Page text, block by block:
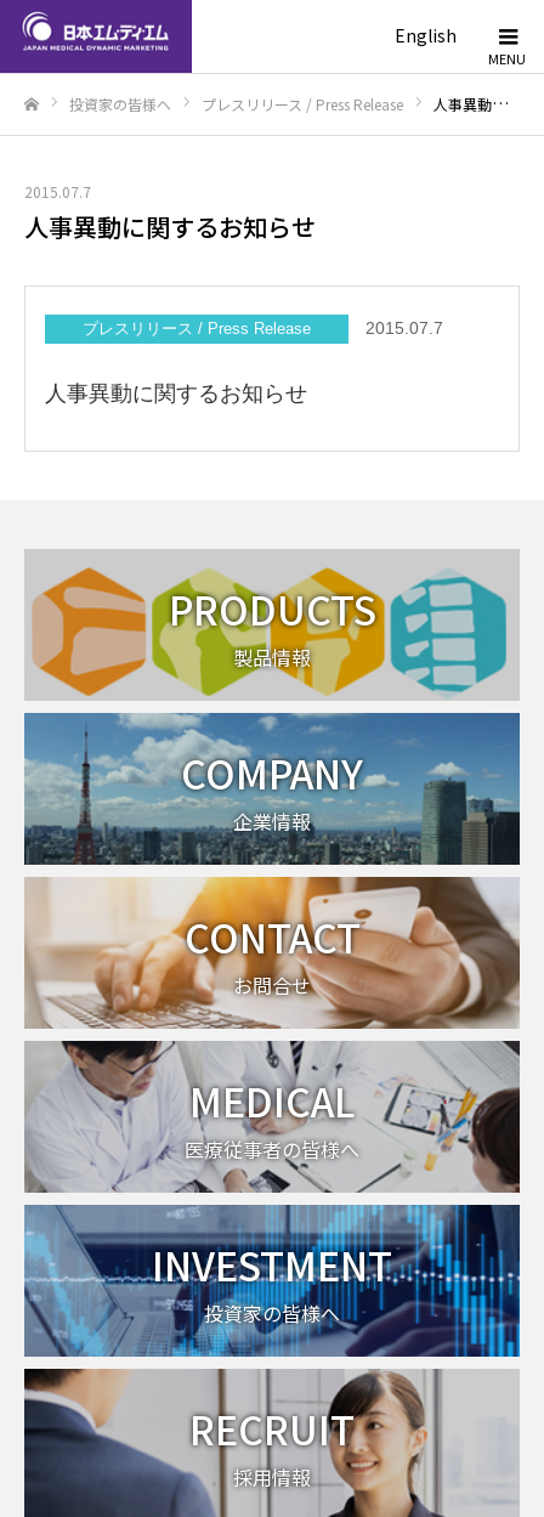
English
投資家の皆様へ プレスリリース / Press Release 人事異動に関するお知らせ
2015.07.7
人事異動に関するお知らせ
プレスリリース / Press Release 2015.07.7
人事異動に関するお知らせ
PRODUCTS
製品情報
COMPANY
企業情報
CONTACT
お問合せ
MEDICAL
医療従事者の皆様へ
INVESTMENT
投資家の皆様へ
RECRUIT
採用情報